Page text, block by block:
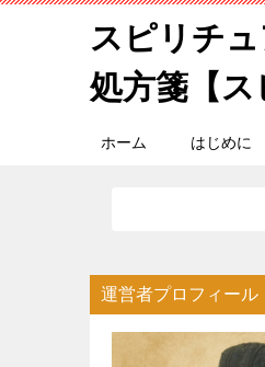
スピリチ
処方箋【ス
ホーム はじめに
運営者プロフィール